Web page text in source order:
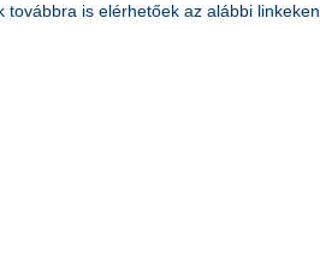
továbbra is elérhetőek az alábbi linkeken